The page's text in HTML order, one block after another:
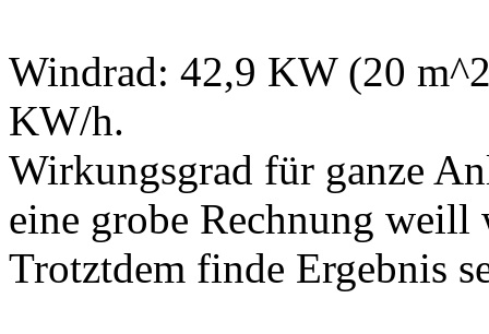
Windrad: 42,9 KW (20
KW/h.
Wirkungsgrad für ganze
eine grobe Rechnung
Trotztdem finde Ergebnis